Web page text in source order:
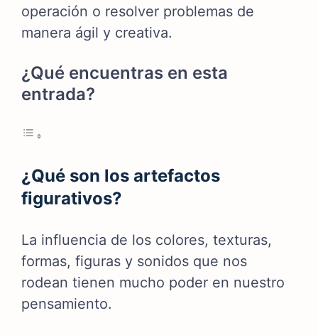
operación o resolver problemas de
manera ágil y creativa.
¿Qué encuentras en esta
entrada?
¿Qué son los artefactos
figurativos?
La influencia de los colores, texturas,
formas, figuras y sonidos que nos
rodean tienen mucho poder en nuestro
pensamiento.